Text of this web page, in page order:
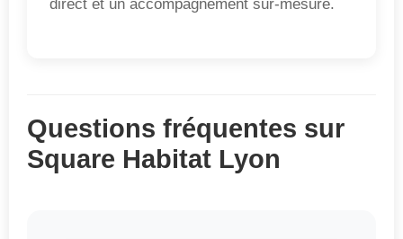
direct et un accompagnement sur-mesure.
Questions fréquentes sur
Square Habitat Lyon